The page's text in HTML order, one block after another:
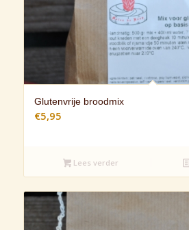
Glutenvrije broodmix
€5,95
Lees verder